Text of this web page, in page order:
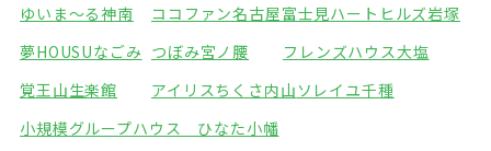
ゆいま～る神南
ココファン名古屋富士見ハートヒルズ岩塚
夢HOUSUなごみ つぼみ宮ノ腰
フレンズハウス大塩
覚王山生楽館
アイリスちくさ内山 ソレイユ千種
小規模グループハウス ひなた小幡